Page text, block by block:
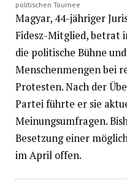
politischen Tournee
Magyar, 44-jähriger
Fidesz-Mitglied, betrat
die politische Bühne
Menschenmengen bei
Protesten. Nach der
Partei führte er sie
Meinungsumfragen.
Besetzung einer
im April offen.